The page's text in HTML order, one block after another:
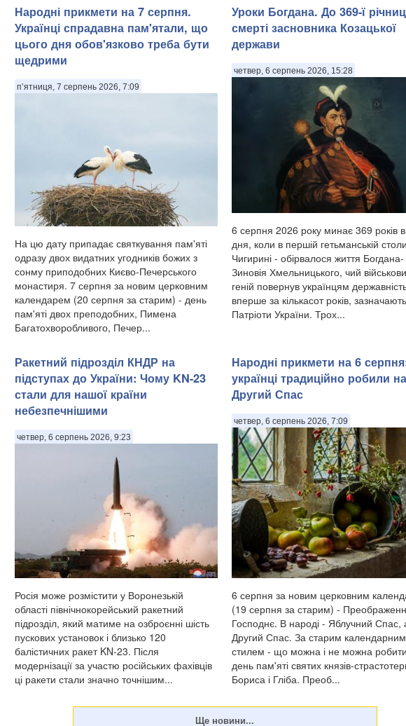
Народні прикмети на 7 серпня.
Українці спрадавна пам'ятали, що
цього дня обов'язково треба бути
щедрими
п’ятниця, 7 серпень 2026, 7:09
На цю дату припадає святкування пам'яті
одразу двох видатних угодників божих з
сонму приподобних Києво-Печерського
монастиря. 7 серпня за новим церковним
календарем (20 серпня за старим) - день
пам'яті двох преподобних, Пимена
Багатохворобливого, Печер...
Уроки Богдана. До 369-ї
смерті засновника Козацької
держави
четвер, 6 серпень 2026, 15:28
6 серпня 2026 року минає 369 років
дня, коли в першій гетьманській
Чигирині - обірвалося життя Богдана-
Зиновія Хмельницького, чий
геній повернув українцям
вперше за кількасот років, зазначають
Патріоти України. Трох...
Ракетний підрозділ КНДР на
підступах до України: Чому KN-23
стали для нашої країни
небезпечнішими
четвер, 6 серпень 2026, 9:23
Росія може розмістити у Воронезькій
області північнокорейський ракетний
підрозділ, який матиме на озброєнні шість
пускових установок і близько 120
балістичних ракет KN-23. Після
модернізації за участю російських фахівців
ці ракети стали значно точнішим...
Народні прикмети на 6
українці традиційно робили на
Другий Спас
четвер, 6 серпень 2026, 7:09
6 серпня за новим церковним
(19 серпня за старим) -
Господнє. В народі - Яблучний Спас,
Другий Спас. За старим календарним
стилем - що можна і не можна
день пам'яті святих князів-
Бориса і Гліба. Преоб...